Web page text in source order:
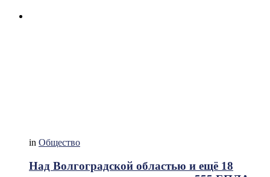
in Общество
Над Волгоградской областью и ещё 18